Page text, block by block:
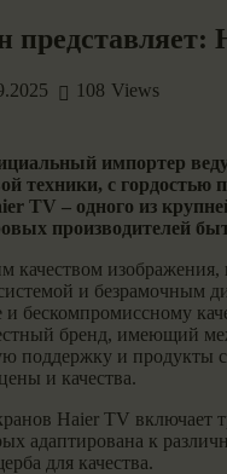
представляет:
108 Views
импортер
техники, с гордостью
TV – одного из
производителей
качеством изображения,
и безрамочным
и бескомпромиссному
бренд, имеющий
поддержку и продукты
и качества.
Haier TV включает
адаптирована к
для качества.